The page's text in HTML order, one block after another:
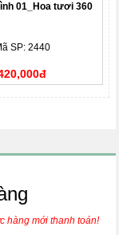
01_Hoa tươi 360
SP: 2440
hàng mới thanh toán!